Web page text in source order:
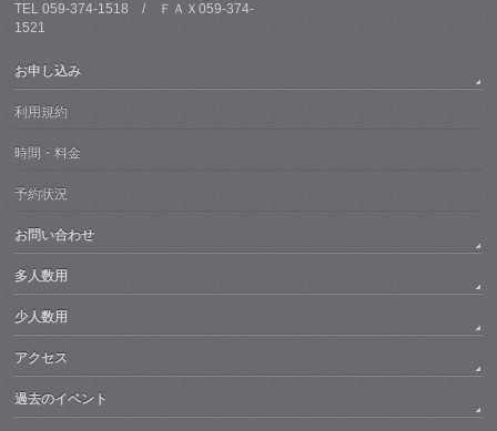
TEL 059-374-1518 / ＦＡＸ059-374-
1521
お申し込み
利用規約
時間・料金
予約状況
お問い合わせ
多人数用
少人数用
アクセス
過去のイベント